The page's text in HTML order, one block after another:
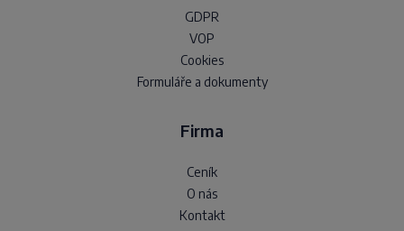
GDPR
VOP
Cookies
Formuláře a dokumenty
Firma
Ceník
O nás
Kontakt